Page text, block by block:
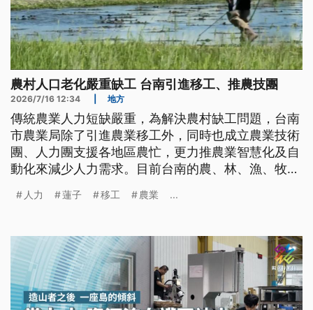
農村人口老化嚴重缺工 台南引進移工、推農技團
2026/7/16 12:34 地方
傳統農業人力短缺嚴重，為解決農村缺工問題，台南
市農業局除了引進農業移工外，同時也成立農業技術
團、人力團支援各地區農忙，更力推農業智慧化及自
動化來減少人力需求。目前台南的農、林、漁、牧業
人力 蓮子 移工 農業 ...